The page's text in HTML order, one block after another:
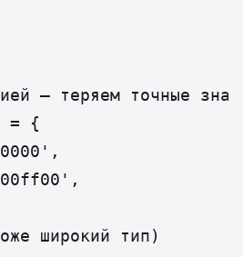
— теряем точные
= {
широкий тип)